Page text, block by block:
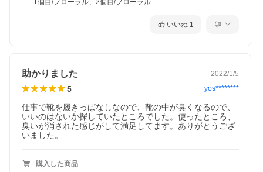
1個目/フローラル、2個目/フローラル
いいね 1
助かりました 2022/1/5
5 yos********
仕事で靴を履きっぱなしなので、靴の中が臭くなるので、
いいのはないか探していたところでした。使ったところ、
臭いが消された感じがして満足してます。ありがとうござ
いました。
購入した商品